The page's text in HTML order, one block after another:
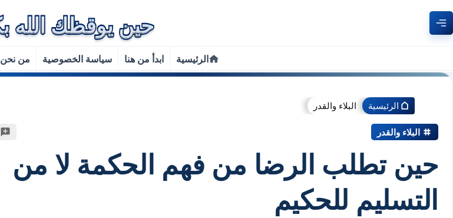
الرئيسية ابدأ من هنا سياسة الخصوصية من نحن
الرئيسية البلاء والقدر
البلاء والقدر
حين تطلب الرضا من فهم الحكمة لا من
التسليم للحكيم